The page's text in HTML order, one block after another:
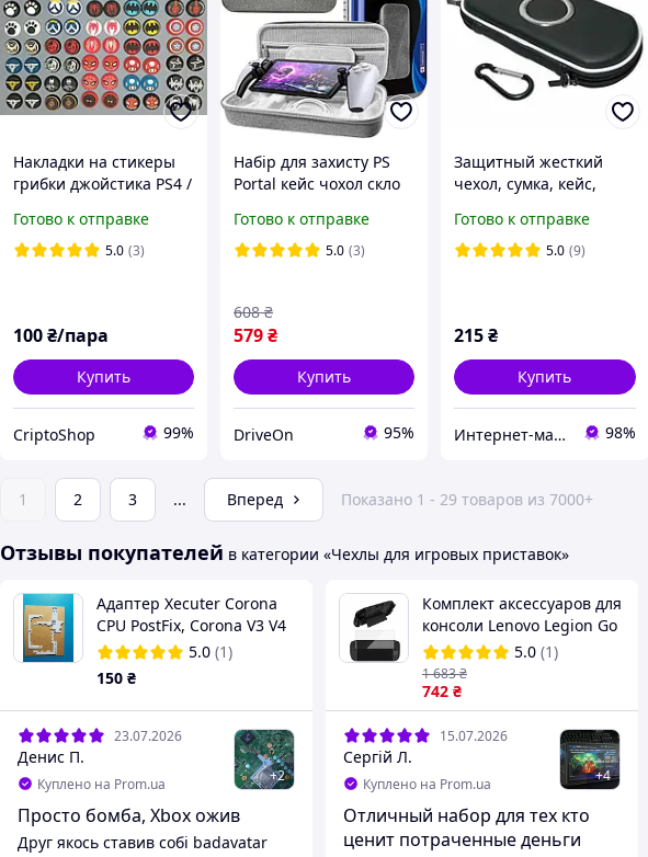
Накладки на стикеры
грибки джойстика PS4 /
Отличное качество!
Готово к отправке
5.0 (3)
100₴/пара
Купить
CriptoShop 99%
Набір для захисту PS
Portal кейс чохол скло
Готово к отправке
5.0 (3)
579₴
608 ₴
Купить
DriveOn 95%
Защитный жесткий
чехол, сумка, кейс,
1000, 2000, 3000
Готово к отправке
5.0 (9)
215₴
Купить
Интернет-магазин «PowerEnergy» 98%
1 2 3 ... Вперед Показано 1 - 29 товаров из 7000+
Отзывы покупателей в категории «Чехлы для игровых приставок»
Адаптер Xecuter Corona
CPU PostFix, Corona V3 V4
5.0 (1)
150 ₴
23.07.2026
Денис П.
Куплено на Prom.ua +2
Просто бомба, Xbox ожив
Друг якось ставив собі badavatar
Комплект аксессуаров для
консоли Lenovo Legion Go
2 чехол-бампер,
защитное стекло 1шт
5.0 (1)
742 ₴
1 683₴
15.07.2026
Сергій Л.
Куплено на Prom.ua +4
Отличный набор для тех кто
ценит потраченные деньги